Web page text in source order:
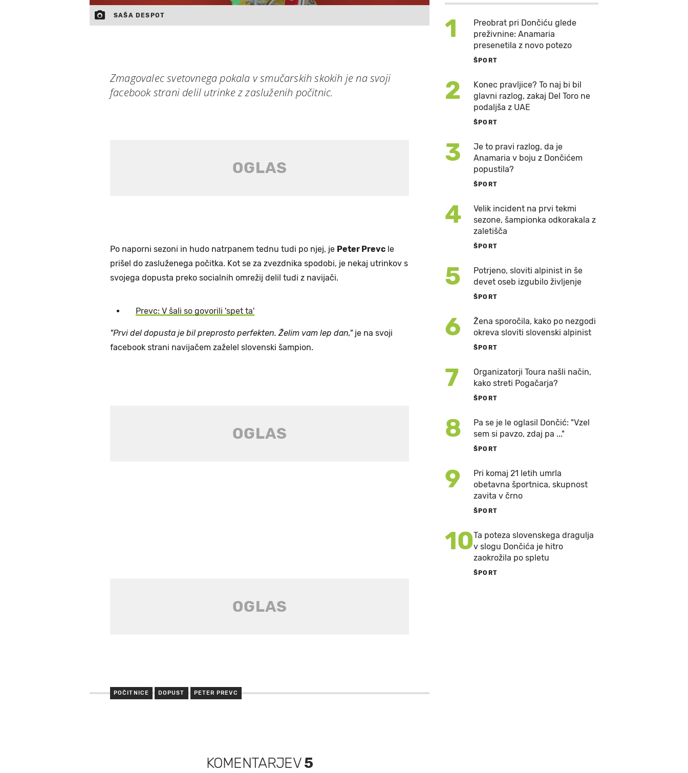
SAŠA DESPOT
Zmagovalec svetovnega pokala v smučarskih skokih je na svoji
facebook strani delil utrinke z zasluženih počitnic.
Po naporni sezoni in hudo natrpanem tednu tudi po njej, je Peter Prevc le
prišel do zasluženega počitka. Kot se za zvezdnika spodobi, je nekaj utrinkov s
svojega dopusta preko socialnih omrežij delil tudi z navijači.
Prevc: V šali so govorili 'spet ta'
"Prvi del dopusta je bil preprosto perfekten. Želim vam lep dan,"je na svoji
facebook strani navijačem zaželel slovenski šampion.
POČITNICE DOPUST PETER PREVC
KOMENTARJEV5
1
Preobrat pri Dončiću glede
preživnine: Anamaria
presenetila z novo potezo
ŠPORT
2
Konec pravljice? To naj bi bil
glavni razlog, zakaj Del Toro ne
podaljša z UAE
ŠPORT
3
Je to pravi razlog, da je
Anamaria v boju z Dončićem
popustila?
ŠPORT
4
Velik incident na prvi tekmi
sezone, šampionka odkorakala z
zaletišča
ŠPORT
5
Potrjeno, sloviti alpinist in še
devet oseb izgubilo življenje
ŠPORT
6
Žena sporočila, kako po nezgodi
okreva sloviti slovenski alpinist
ŠPORT
7
Organizatorji Toura našli način,
kako streti Pogačarja?
ŠPORT
8
Pa se je le oglasil Dončić: "Vzel
sem si pavzo, zdaj pa ..."
ŠPORT
9
Pri komaj 21 letih umrla
obetavna športnica, skupnost
zavita v črno
ŠPORT
10Ta poteza slovenskega dragulja
v slogu Dončića je hitro
zaokrožila po spletu
ŠPORT